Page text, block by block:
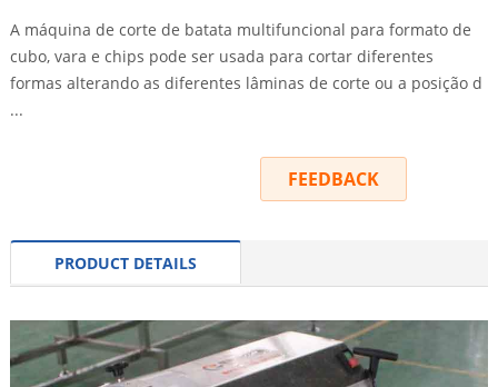
A máquina de corte de batata multifuncional para formato de
cubo, vara e chips pode ser usada para cortar diferentes
formas alterando as diferentes lâminas de corte ou a posição d
...
FEEDBACK
PRODUCT DETAILS